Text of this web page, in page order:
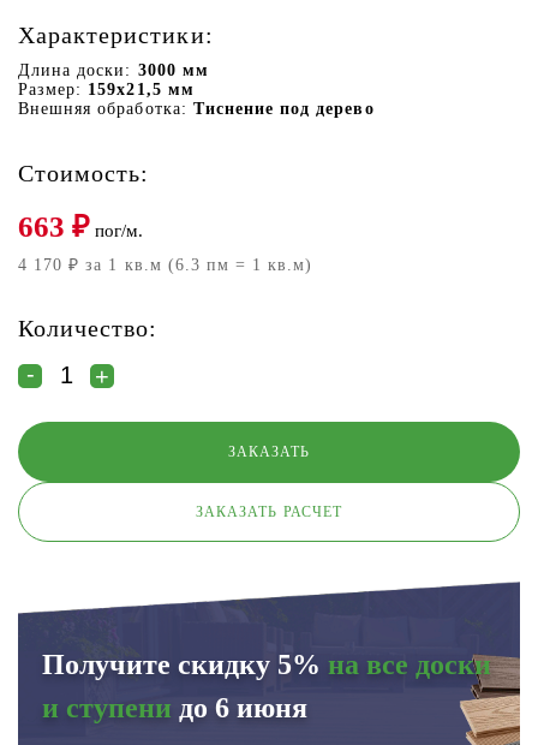
Характеристики:
Длина доски: 3000 мм
Размер: 159х21,5 мм
Внешняя обработка: Тиснение под дерево
Стоимость:
663 ₽ пог/м.
4 170 ₽ за 1 кв.м (6.3 пм = 1 кв.м)
Количество:
ЗАКАЗАТЬ РАСЧЕТ
Получите скидку 5% на все доски
и ступени до 6 июня